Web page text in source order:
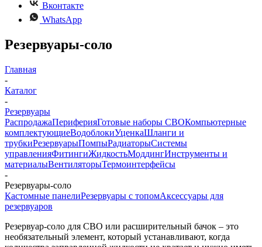
Вконтакте
WhatsApp
Резервуары-соло
Главная
-
Каталог
-
Резервуары
РаспродажаПериферияГотовые наборы СВОКомпьютерные
комплектующиеВодоблокиУценкаШланги и
трубкиРезервуарыПомпыРадиаторыСистемы
управленияФитингиЖидкостьМоддингИнструменты и
материалыВентиляторыТермоинтерфейсы
-
Резервуары-соло
Кастомные панелиРезервуары с топомАксессуары для
резервуаров
Резервуар-соло для СВО или расширительный бачок – это
необязательный элемент, который устанавливают, когда